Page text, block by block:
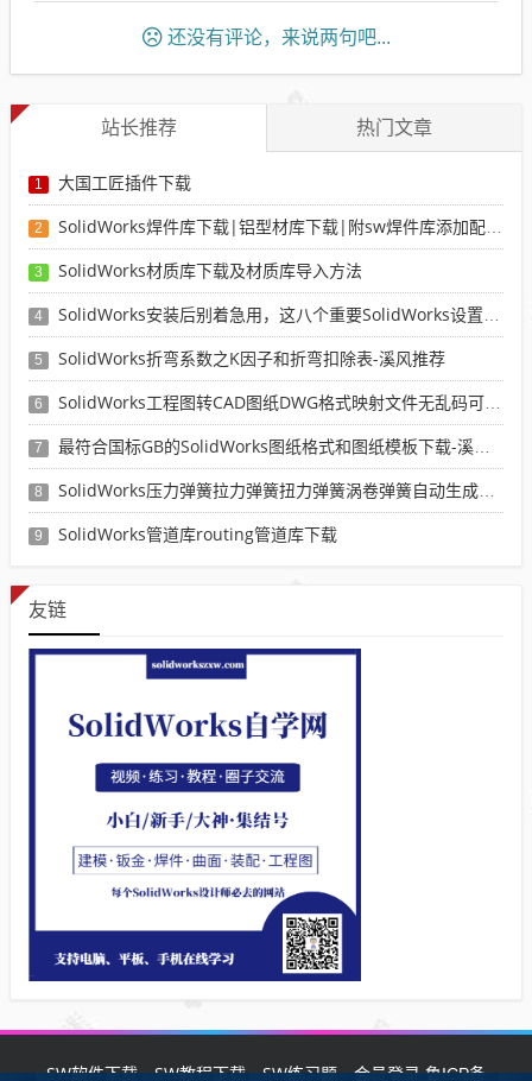
还没有评论，来说两句吧...
站长推荐 热门文章
1 大国工匠插件下载
2 SolidWorks焊件库下载|铝型材库下载|附sw焊件库添加配置使用教程
3 SolidWorks材质库下载及材质库导入方法
4 SolidWorks安装后别着急用，这八个重要SolidWorks设置可以提高你的画图效率
5 SolidWorks折弯系数之K因子和折弯扣除表-溪风推荐
6 SolidWorks工程图转CAD图纸DWG格式映射文件无乱码可分层-溪风亲测推荐
7 最符合国标GB的SolidWorks图纸格式和图纸模板下载-溪风专用版
8 SolidWorks压力弹簧拉力弹簧扭力弹簧涡卷弹簧自动生成宏程序下载
9 SolidWorks管道库routing管道库下载
友链
SW软件下载 SW教程下载 SW练习题 会员登录鲁ICP备